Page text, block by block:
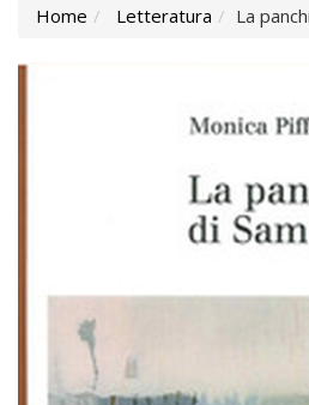
Home Letteratura La